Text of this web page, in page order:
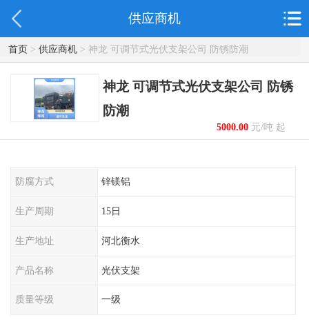
供应商机
首页> 供应商机> 神龙 可调节式光伏支架公司 防锈防潮
神龙 可调节式光伏支架公司 防锈
防潮
5000.00元/吨 起
防腐方式 锌镁铝
生产周期 15日
生产地址 河北衡水
产品名称 光伏支架
质量等级 一级